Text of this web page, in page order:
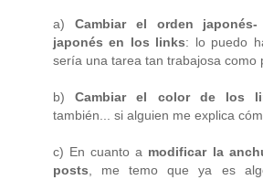
a) Cambiar el orden
japonés en los links: lo puedo
sería una tarea tan trabajosa como
b)Cambiar el color de los
también... si alguien me explica
c) En cuanto a modificar la
posts, me temo que ya es